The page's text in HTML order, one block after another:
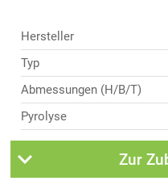
Hersteller
Typ
Abmessungen (H/B/T)
Pyrolyse
Zur